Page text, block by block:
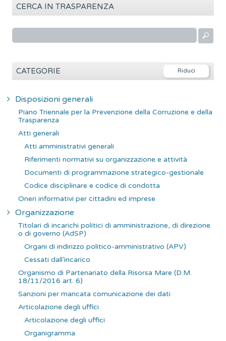
CERCA IN TRASPARENZA
r
CATEGORIE
Disposizioni generali
Piano Triennale per la Prevenzione della Corruzione e della
Trasparenza
Atti generali
Atti amministrativi generali
Riferimenti normativi su organizzazione e attività
Documenti di programmazione strategico-gestionale
Codice disciplinare e codice di condotta
Oneri informativi per cittadini ed imprese
Organizzazione
Titolari di incarichi politici di amministrazione, di direzione
o di governo (AdSP)
Organi di indirizzo politico-amministrativo (APV)
Cessati dall’incarico
Organismo di Partenariato della Risorsa Mare (D.M.
18/11/2016 art. 6)
Sanzioni per mancata comunicazione dei dati
Articolazione degli uffici
Articolazione degli uffici
Organigramma